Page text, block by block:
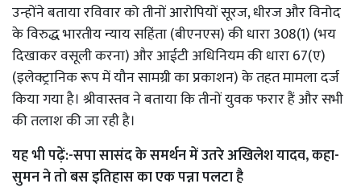
उन्होंने बताया रविवार को तीनों आरोपियों सूरज, धीरज और विनोद
के विरुद्ध भारतीय न्याय सहिंता (बीएनएस) की धारा 308(1) (भय
दिखाकर वसूली करना) और आईटी अधिनियम की धारा 67(ए)
(इलेक्ट्रानिक रूप में यौन सामग्री का प्रकाशन) के तहत मामला दर्ज
किया गया है। श्रीवास्तव ने बताया कि तीनों युवक फरार हैं और सभी
की तलाश की जा रही है।
यह भी पढ़ें:-सपा सासंद के समर्थन में उतरे अखिलेश यादव, कहा-
सुमन ने तो बस इतिहास का एक पन्ना पलटा है